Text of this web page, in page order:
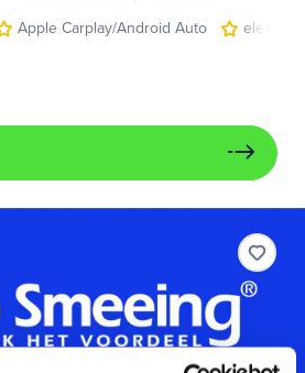
Apple Carplay/Android Auto